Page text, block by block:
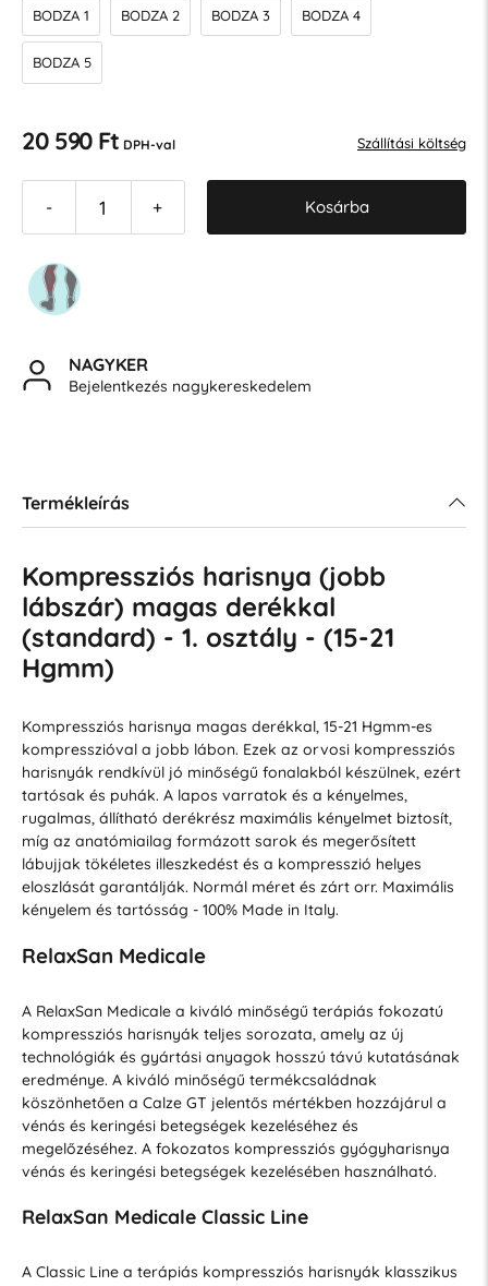
BODZA 1 BODZA 2 BODZA 3 BODZA 4
BODZA 5
20 590 Ft DPH-val Szállítási költség
- + Kosárba
NAGYKER
Bejelentkezés nagykereskedelem
Termékleírás
Kompressziós harisnya (jobb
lábszár) magas derékkal
(standard) - 1. osztály - (15-21
Hgmm)
Kompressziós harisnya magas derékkal, 15-21 Hgmm-es
kompresszióval a jobb lábon. Ezek az orvosi kompressziós
harisnyák rendkívül jó minőségű fonalakból készülnek, ezért
tartósak és puhák. A lapos varratok és a kényelmes,
rugalmas, állítható derékrész maximális kényelmet biztosít,
míg az anatómiailag formázott sarok és megerősített
lábujjak tökéletes illeszkedést és a kompresszió helyes
eloszlását garantálják. Normál méret és zárt orr. Maximális
kényelem és tartósság - 100% Made in Italy.
RelaxSan Medicale
A RelaxSan Medicale a kiváló minőségű terápiás fokozatú
kompressziós harisnyák teljes sorozata, amely az új
technológiák és gyártási anyagok hosszú távú kutatásának
eredménye. A kiváló minőségű termékcsaládnak
köszönhetően a Calze GT jelentős mértékben hozzájárul a
vénás és keringési betegségek kezeléséhez és
megelőzéséhez. A fokozatos kompressziós gyógyharisnya
vénás és keringési betegségek kezelésében használható.
RelaxSan Medicale Classic Line
A Classic Line a terápiás kompressziós harisnyák klasszikus